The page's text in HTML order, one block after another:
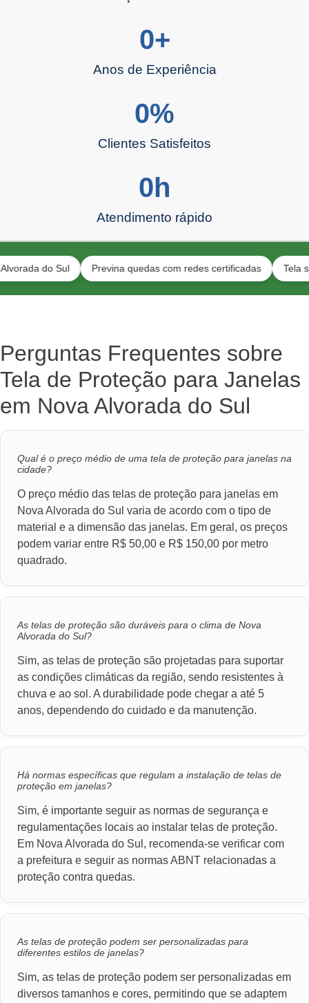
Anos de Experiência
0+
Clientes Satisfeitos
0%
Atendimento rápido
0 h
do Sul Previna quedas com redes certificadas Tela segura
Perguntas Frequentes sobre
Tela de Proteção para Janelas
em Nova Alvorada do Sul
Qual é o preço médio de uma tela de proteção para janelas na
cidade?
O preço médio das telas de proteção para janelas em
Nova Alvorada do Sul varia de acordo com o tipo de
material e a dimensão das janelas. Em geral, os preços
podem variar entre R$ 50,00 e R$ 150,00 por metro
quadrado.
As telas de proteção são duráveis para o clima de Nova
Alvorada do Sul?
Sim, as telas de proteção são projetadas para suportar
as condições climáticas da região, sendo resistentes à
chuva e ao sol. A durabilidade pode chegar a até 5
anos, dependendo do cuidado e da manutenção.
Há normas específicas que regulam a instalação de telas de
proteção em janelas?
Sim, é importante seguir as normas de segurança e
regulamentações locais ao instalar telas de proteção.
Em Nova Alvorada do Sul, recomenda-se verificar com
a prefeitura e seguir as normas ABNT relacionadas a
proteção contra quedas.
As telas de proteção podem ser personalizadas para
diferentes estilos de janelas?
Sim, as telas de proteção podem ser personalizadas em
diversos tamanhos e cores, permitindo que se adaptem